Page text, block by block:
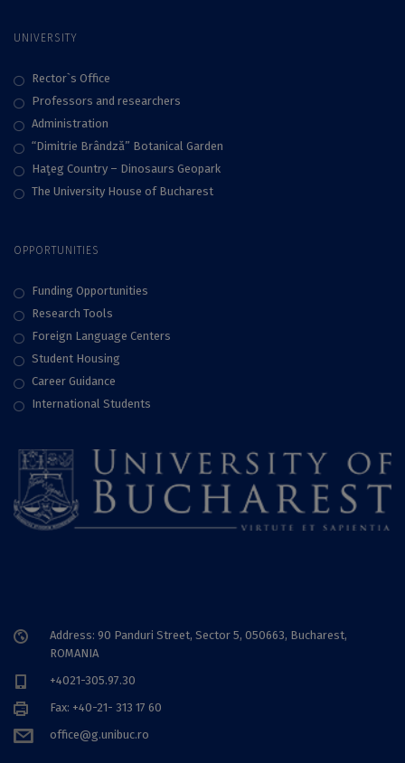
UNIVERSITY
Rector`s Office
Professors and researchers
Administration
“Dimitrie Brândză” Botanical Garden
Haţeg Country – Dinosaurs Geopark
The University House of Bucharest
OPPORTUNITIES
Funding Opportunities
Research Tools
Foreign Language Centers
Student Housing
Career Guidance
International Students
Address: 90 Panduri Street, Sector 5, 050663, Bucharest,
ROMANIA
+4021-305.97.30
Fax: +40-21- 313 17 60
office@g.unibuc.ro